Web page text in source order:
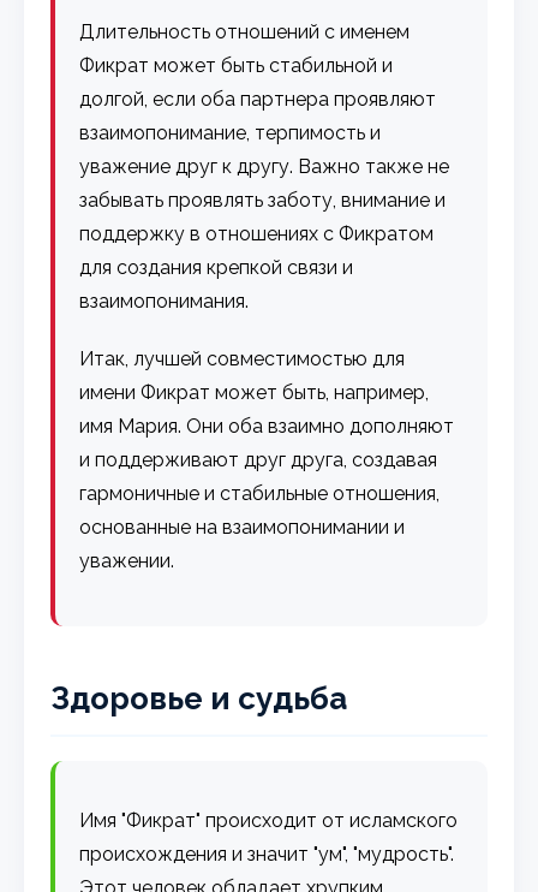
Длительность отношений с именем
Фикрат может быть стабильной и
долгой, если оба партнера проявляют
взаимопонимание, терпимость и
уважение друг к другу. Важно также не
забывать проявлять заботу, внимание и
поддержку в отношениях с Фикратом
для создания крепкой связи и
взаимопонимания.
Итак, лучшей совместимостью для
имени Фикрат может быть, например,
имя Мария. Они оба взаимно дополняют
и поддерживают друг друга, создавая
гармоничные и стабильные отношения,
основанные на взаимопонимании и
уважении.
Здоровье и судьба
Имя "Фикрат" происходит от исламского
происхождения и значит "ум", "мудрость".